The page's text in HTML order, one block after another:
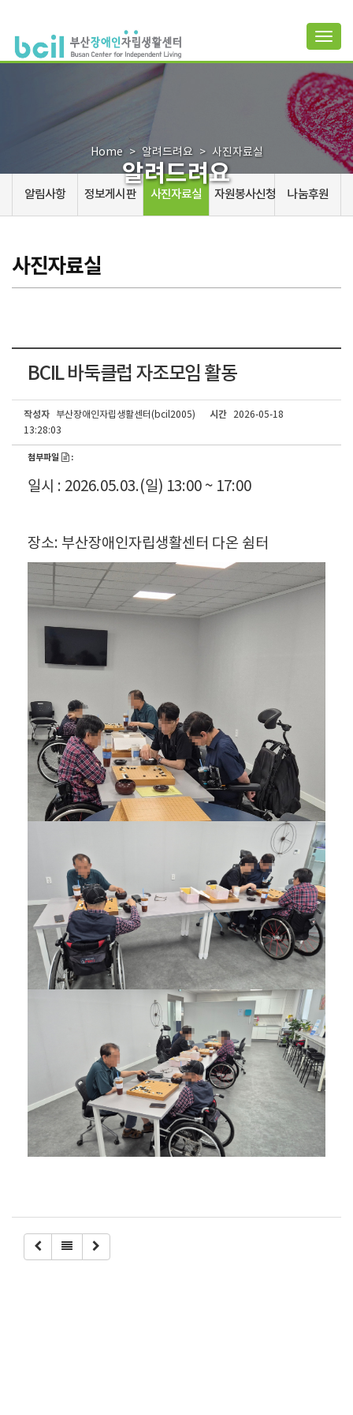
알려드려요
Home 알려드려요 사진자료실
알림사항 정보게시판 사진자료실 자원봉사신청 나눔후원
사진자료실
BCIL 바둑클럽 자조모임 활동
작성자 부산장애인자립생활센터(bcil2005) 시간
2026-05-18
13:28:03
첨부파일 :
일시 : 2026.05.03.(일) 13:00 ~ 17:00
장소: 부산장애인자립생활센터 다온 쉼터